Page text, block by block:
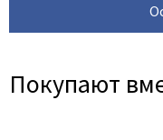
Verum
Zadoor
Покупают